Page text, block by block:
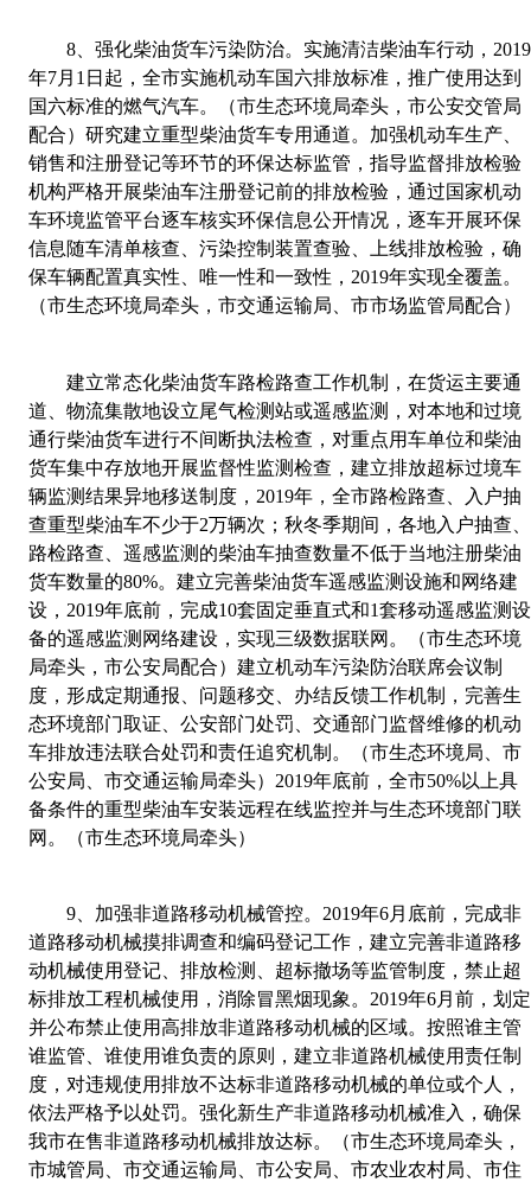
8 、强化柴油货车污染防治。实施清洁柴油车行动， 2019
年7月 1 日起，全市实施机动车国六排放标准，推广使用达到
国六标准的燃气汽车。（市生态环境局牵头，市公安交管局
配合）研究建立重型柴油货车专用通道。加强机动车生产、
销售和注册登记等环节的环保达标监管，指导监督排放检验
机构严格开展柴油车注册登记前的排放检验，通过国家机动
车环境监管平台逐车核实环保信息公开情况，逐车开展环保
信息随车清单核查、污染控制装置查验、上线排放检验，确
保车辆配置真实性、唯一性和一致性， 2019年实现全覆盖。
（市生态环境局牵头，市交通运输局、市市场监管局配合）
建立常态化柴油货车路检路查工作机制，在货运主要通
道、物流集散地设立尾气检测站或遥感监测，对本地和过境
通行柴油货车进行不间断执法检查，对重点用车单位和柴油
货车集中存放地开展监督性监测检查，建立排放超标过境车
辆监测结果异地移送制度， 2019年，全市路检路查、入户抽
查重型柴油车不少于2万辆次；秋冬季期间，各地入户抽查、
路检路查、遥感监测的柴油车抽查数量不低于当地注册柴油
货车数量的80%。建立完善柴油货车遥感监测设施和网络建
设， 2019年底前，完成10套固定垂直式和1套移动遥感监测设
备的遥感监测网络建设，实现三级数据联网。（市生态环境
局牵头，市公安局配合）建立机动车污染防治联席会议制
度，形成定期通报、问题移交、办结反馈工作机制，完善生
态环境部门取证、公安部门处罚、交通部门监督维修的机动
车排放违法联合处罚和责任追究机制。（市生态环境局、市
公安局、市交通运输局牵头） 2019年底前，全市50%以上具
备条件的重型柴油车安装远程在线监控并与生态环境部门联
网。（市生态环境局牵头）
9 加强非道路移动机械管控。 2019年6月底前，完成非
道路移动机械摸排调查和编码登记工作，建立完善非道路移
动机械使用登记、排放检测、超标撤场等监管制度，禁止超
标排放工程机械使用，消除冒黑烟现象。 2019年6月前，划定
并公布禁止使用高排放非道路移动机械的区域。按照谁主管
谁监管、谁使用谁负责的原则，建立非道路机械使用责任制
度，对违规使用排放不达标非道路移动机械的单位或个人，
依法严格予以处罚。强化新生产非道路移动机械准入，确保
我市在售非道路移动机械排放达标。（市生态环境局牵头，
市城管局、市交通运输局、市公安局、市农业农村局、市住